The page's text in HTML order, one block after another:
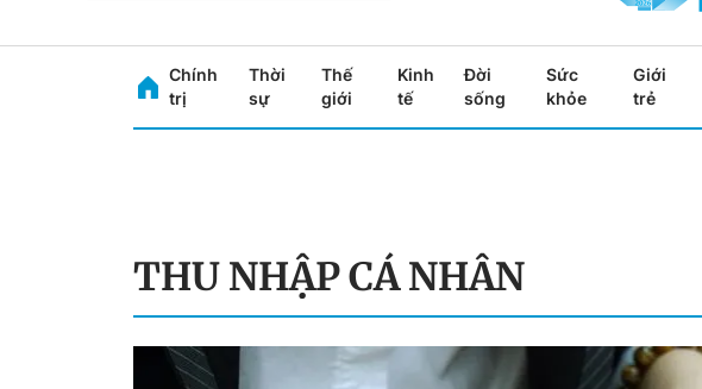
Chính
trị
Thời
sự
Thế
giới
Kinh
tế
Đời
sống
Sức
khỏe
Giới
trẻ
THU NHẬP CÁ NHÂN